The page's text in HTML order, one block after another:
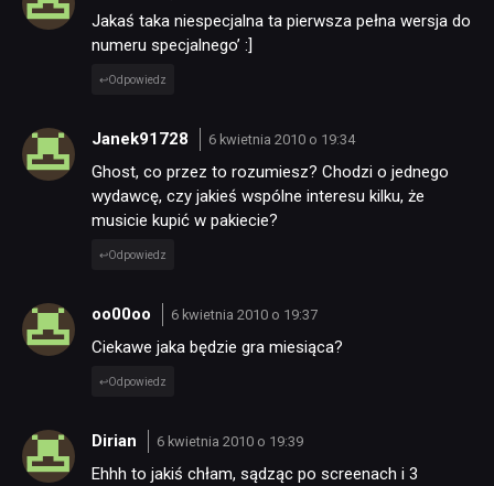
Jakaś taka niespecjalna ta pierwsza pełna wersja do
numeru specjalnego’ :]
Odpowiedz
Janek91728 6 kwietnia 2010 o 19:34
Ghost, co przez to rozumiesz? Chodzi o jednego
wydawcę, czy jakieś wspólne interesu kilku, że
musicie kupić w pakiecie?
Odpowiedz
oo00oo 6 kwietnia 2010 o 19:37
Ciekawe jaka będzie gra miesiąca?
Odpowiedz
Dirian 6 kwietnia 2010 o 19:39
Ehhh to jakiś chłam, sądząc po screenach i 3